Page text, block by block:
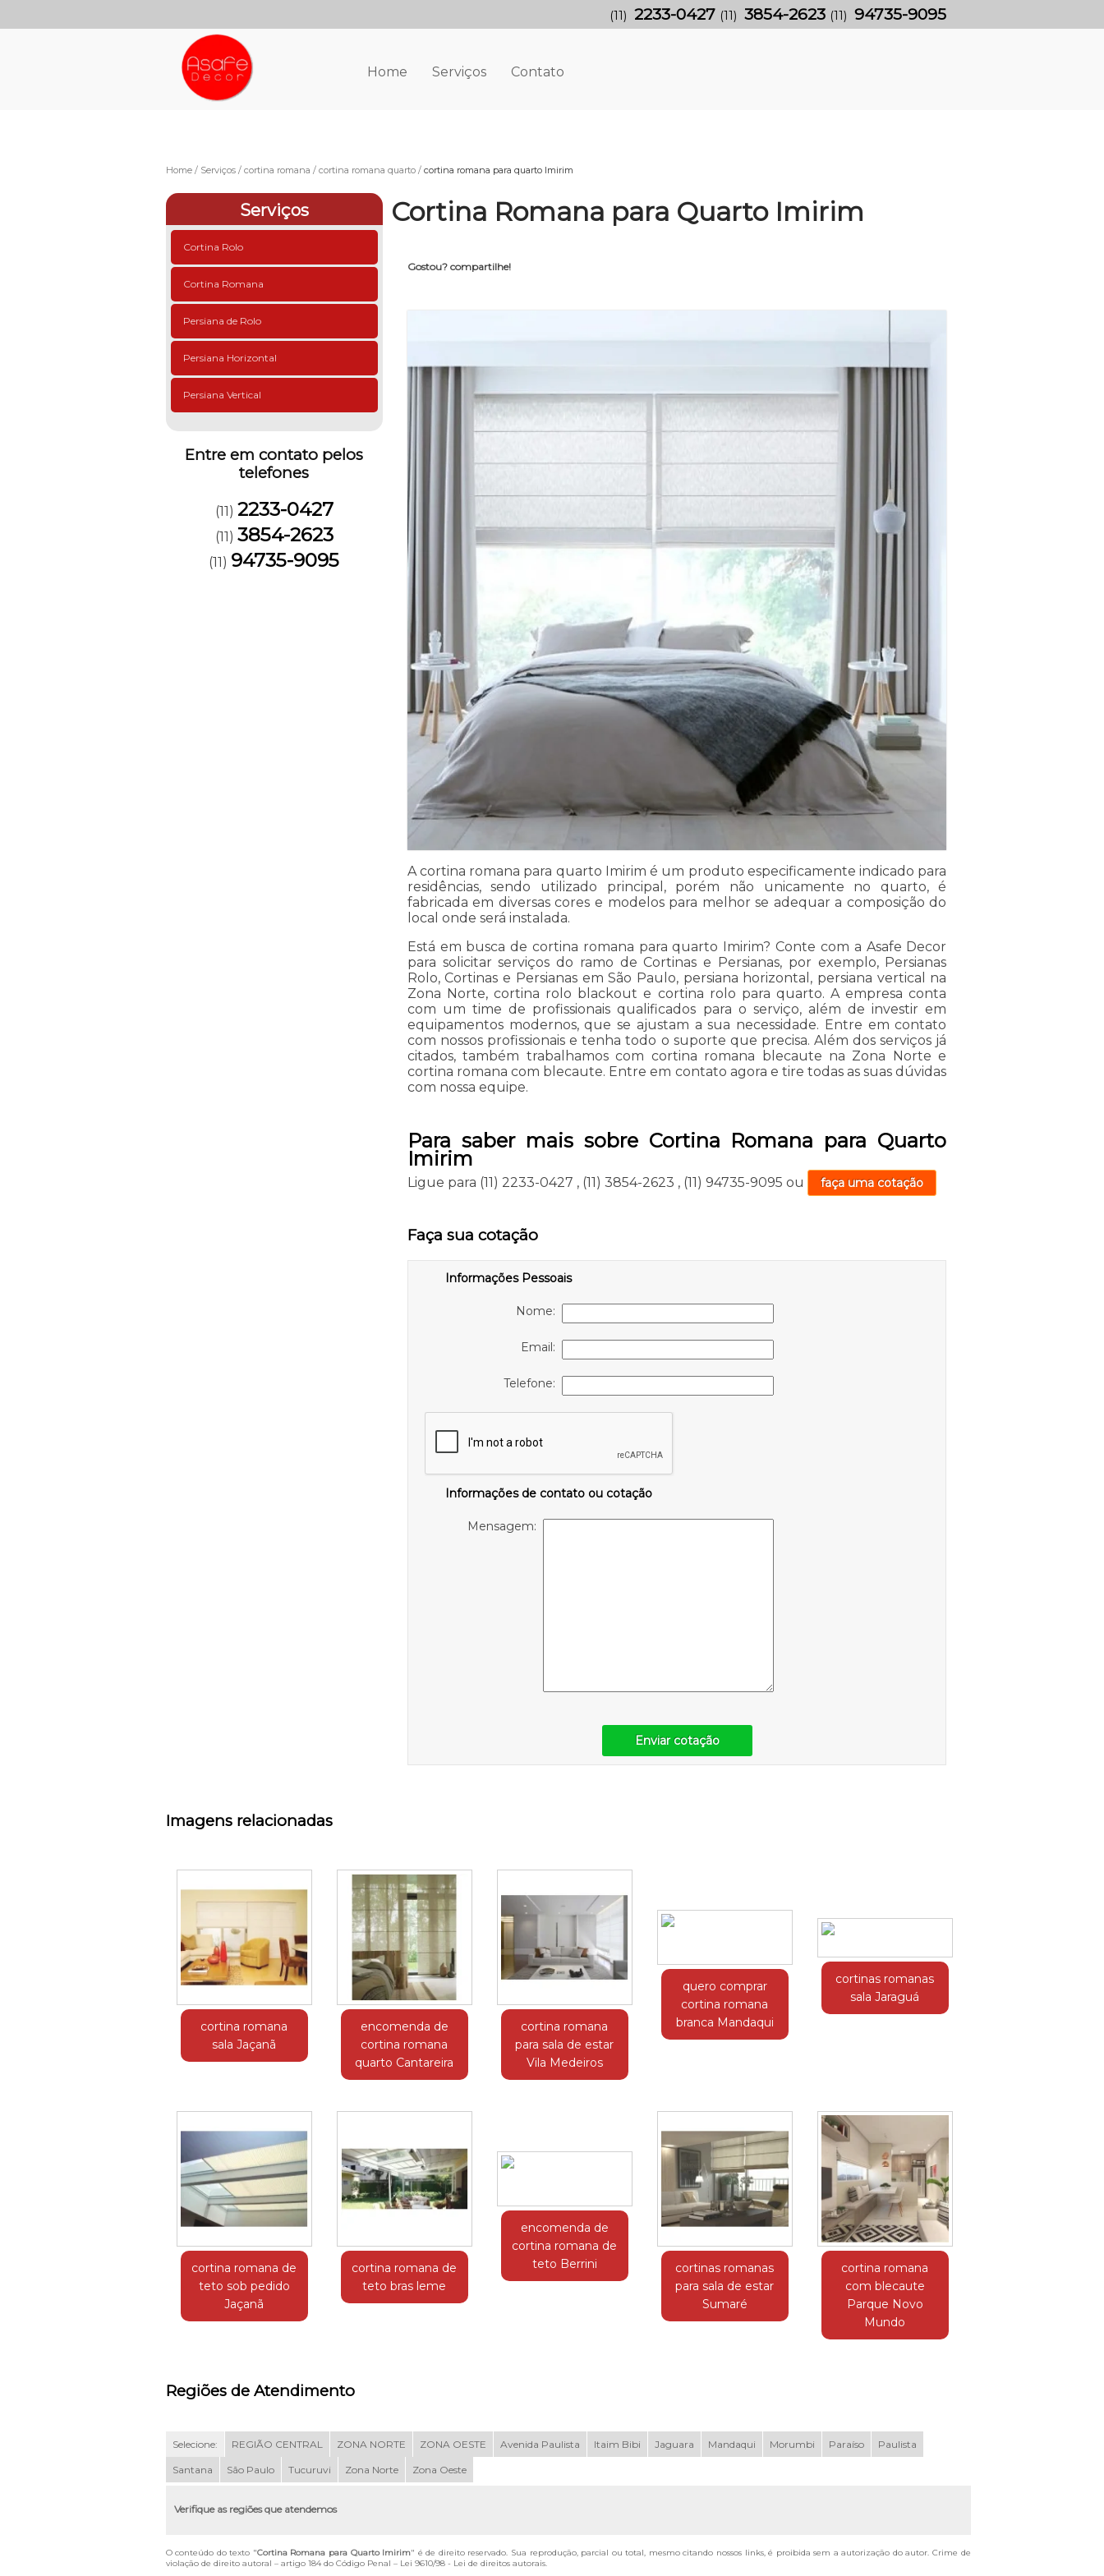
Home Serviços Contato
(11) 2233-0427 (11) 3854-2623 (11) 94735-9095
Home Serviços cortina romana cortina romana quarto cortina romana para quarto Imirim
Serviços
Cortina Rolo
Cortina Romana
Persiana de Rolo
Persiana Horizontal
Persiana Vertical
Entre em contato pelos
telefones
(11) 2233-0427
(11) 3854-2623
(11) 94735-9095
Cortina Romana para Quarto Imirim
Gostou? compartilhe!
A cortina romana para quarto Imirim é um produto especificamente indicado para
residências, sendo utilizado principal, porém não unicamente no quarto, é
fabricada em diversas cores e modelos para melhor se adequar a composição do
local onde será instalada.
Está em busca de cortina romana para quarto Imirim? Conte com a Asafe Decor
para solicitar serviços do ramo de Cortinas e Persianas, por exemplo, Persianas
Rolo, Cortinas e Persianas em São Paulo, persiana horizontal, persiana vertical na
Zona Norte, cortina rolo blackout e cortina rolo para quarto. A empresa conta
com um time de profissionais qualificados para o serviço, além de investir em
equipamentos modernos, que se ajustam a sua necessidade. Entre em contato
com nossos profissionais e tenha todo o suporte que precisa. Além dos serviços já
citados, também trabalhamos com cortina romana blecaute na Zona Norte e
cortina romana com blecaute. Entre em contato agora e tire todas as suas dúvidas
com nossa equipe.
Para saber mais sobre Cortina Romana para Quarto
Imirim
Ligue para (11) 2233-0427 , (11) 3854-2623 , (11) 94735-9095 ou faça uma cotação
Faça sua cotação
Informações Pessoais
Nome:
Email:
Telefone:
Informações de contato ou cotação
Mensagem:
Enviar cotação
Imagens relacionadas
cortina romana
sala Jaçanã
encomenda de
cortina romana
quarto Cantareira
cortina romana
para sala de estar
Vila Medeiros
quero comprar
cortina romana
branca Mandaqui
cortinas romanas
sala Jaraguá
cortina romana de
teto sob pedido
Jaçanã
cortina romana de
teto bras leme
encomenda de
cortina romana de
teto Berrini
cortinas romanas
para sala de estar
Sumaré
cortina romana
com blecaute
Parque Novo
Mundo
Regiões de Atendimento
Selecione: REGIÃO CENTRAL ZONA NORTE ZONA OESTE Avenida Paulista Itaim Bibi Jaguara Mandaqui Morumbi Paraíso Paulista
Santana São Paulo Tucuruvi Zona Norte Zona Oeste
Verifique as regiões que atendemos
O conteúdo do texto "Cortina Romana para Quarto Imirim" é de direito reservado. Sua reprodução, parcial ou total, mesmo citando nossos links, é proibida sem a autorização do autor. Crime de
violação de direito autoral – artigo 184 do Código Penal – Lei 9610/98 - Lei de direitos autorais.